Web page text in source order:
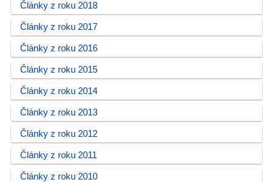
Články z roku 2018
Články z roku 2017
Články z roku 2016
Články z roku 2015
Články z roku 2014
Články z roku 2013
Články z roku 2012
Články z roku 2011
Články z roku 2010